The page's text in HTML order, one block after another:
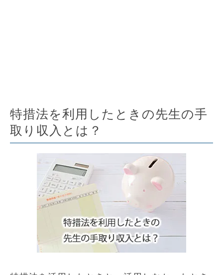
特措法を利用したときの先生の手
取り収入とは？